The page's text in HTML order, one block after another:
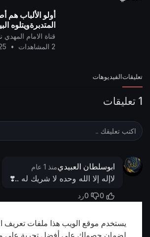
يستخدم موقع الويب هذا ملفات تعريف
أولو الألباب هم
المتدبرةويتلوه
الزنى وحدِّ
قناة الامام
2 المشاهدات
•
تعليقات الفيديوهات
1 تعليقات
ابوسلطان العبيديمنذ 1 عام
لاإله إلا الله وحده لا شريك له ..❣️
0
0رد
أظهر المزيد